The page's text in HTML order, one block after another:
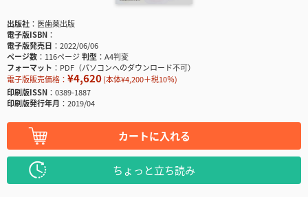
出版社
医歯薬出版
電子版ISBN
電子版発売日
2022/06/06
ページ数
116ページ判型
A4判変
フォーマット
PDF（パソコンへのダウンロード不可）
電子版販売価格： ¥4,620(本体¥4,200＋税10％)
印刷版ISSN
0389-1887
印刷版発行年月
2019/04
カートに入れる
ちょっと立ち読み